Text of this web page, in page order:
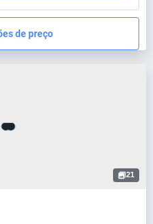
de preço
21